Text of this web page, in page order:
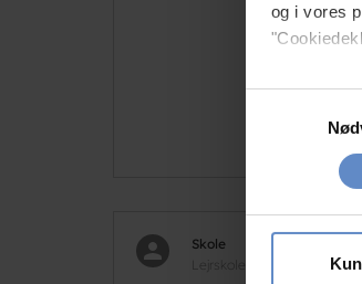
og i vores
Hvis du
Dine valg
Vi bruger
vores
Skole
Lejrskole, DK